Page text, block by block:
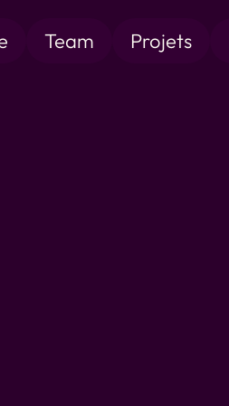
Team Projets